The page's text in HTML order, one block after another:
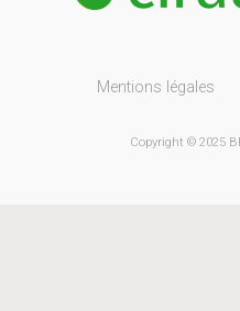
Mentions légales
Copyright © 2025